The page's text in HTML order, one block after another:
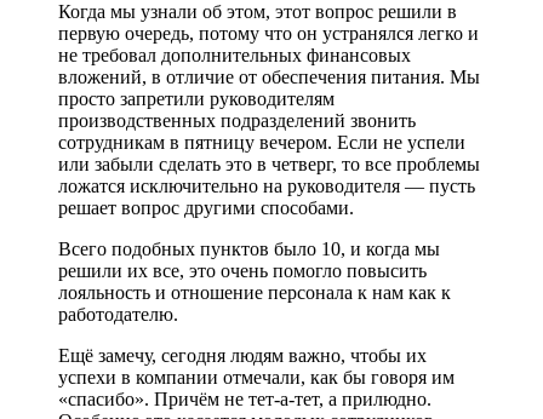
Когда мы узнали об этом, этот вопрос решили в
первую очередь, потому что он устранялся легко и
не требовал дополнительных финансовых
вложений, в отличие от обеспечения питания. Мы
просто запретили руководителям
производственных подразделений звонить
сотрудникам в пятницу вечером. Если не успели
или забыли сделать это в четверг, то все проблемы
ложатся исключительно на руководителя — пусть
решает вопрос другими способами.
Всего подобных пунктов было 10, и когда мы
решили их все, это очень помогло повысить
лояльность и отношение персонала к нам как к
работодателю.
Ещё замечу, сегодня людям важно, чтобы их
успехи в компании отмечали, как бы говоря им
«спасибо». Причём не тет-а-тет, а прилюдно.